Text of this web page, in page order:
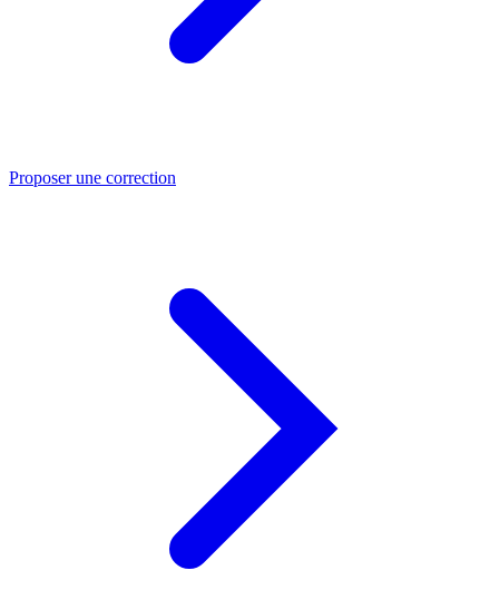
Proposer une correction